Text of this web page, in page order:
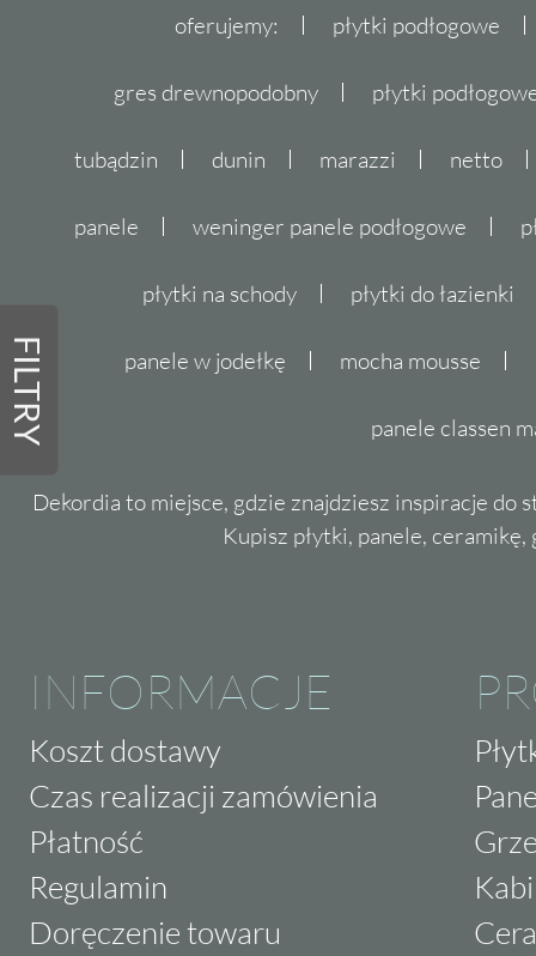
FILTRY
oferujemy: płytki podłogowe
gres drewnopodobny płytki
tubądzin dunin marazzi netto
panele weninger panele podłogowe
płytki na schody płytki do łazienki
panele w jodełkę mocha mousse
panele classen
Dekordia to miejsce, gdzie znajdziesz inspiracje do
Kupisz płytki, panele,
INFORMACJE
Koszt dostawy
Czas realizacji zamówienia
Płatność
Regulamin
Doręczenie towaru